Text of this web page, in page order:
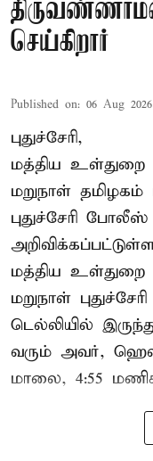
செய்கிறார்
Published on: 06 Aug
புதுச்சேரி,
மத்திய
மறுநாள் தமிழகம்
புதுச்சேரி போலீஸ்
மத்திய
மறுநாள்
டெல்லியில்
வரும் அவர்,
மாலை, 4:55